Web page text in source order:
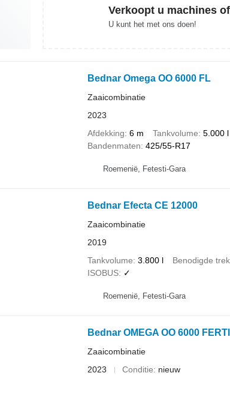
Verkoopt u machines
U kunt het met ons doen!
Bednar Omega OO 6000 FL
Zaaicombinatie
2023
Afdekking 6 m Tankvolume 5.000 l
Bandenmaten 425/55-R17
Roemenië, Fetesti-Gara
Bednar Efecta CE 12000
Zaaicombinatie
2019
Tankvolume 3.800 l Benodigde
ISOBUS
✓
Roemenië, Fetesti-Gara
Bednar OMEGA OO 6000
Zaaicombinatie
2023
Conditie nieuw